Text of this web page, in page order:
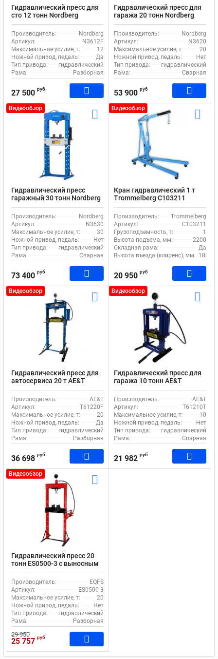
Гидравлический пресс для
сто 12 тонн Nordberg
N3612F ручной привод с
ножной педалью
Производитель:
Nordberg
Артикул:
N3612F
Максимальное усилие, т:
12
Ножной привод, педаль:
Да
Тип привода:
гидравлический
Рама:
Разборная
27 500 руб
Гидравлический пресс для
гаража 20 тонн Nordberg
N3620 ручной привод
Производитель:
Nordberg
Артикул:
N3620
Максимальное усилие, т:
20
Ножной привод, педаль:
Нет
Тип привода:
гидравлический
Рама:
Сварная
53 900 руб
Видеообзор
Гидравлический пресс
гаражный 30 тонн Nordberg
N3630 ручной привод
Производитель:
Nordberg
Артикул:
N3630
Максимальное усилие, т:
30
Ножной привод, педаль:
Нет
Тип привода:
гидравлический
Рама:
Сварная
73 400 руб
Видеообзор
Кран гидравлический 1 т
Trommelberg C103211
мобильный для
автосервиса
Производитель:
Trommelberg
Артикул:
C103211
Грузоподъемность, т:
1
Высота подъема, мм:
2200
Складная рама:
Да
Высота въезда (клиренс), мм: 180
20 950 руб
Видеообзор
Гидравлический пресс для
автосервиса 20 т AE&T
Т61220F ручной и ножной
привод
Производитель:
AE&T
Артикул:
T61220F
Максимальное усилие, т:
20
Ножной привод, педаль:
Да
Тип привода:
гидравлический
Рама:
Разборная
36 698 руб
Видеообзор
Гидравлический пресс для
гаража 10 тонн AE&T
T61210T ручной привод
Производитель:
AE&T
Артикул:
T61210T
Максимальное усилие, т:
10
Ножной привод, педаль:
Нет
Тип привода:
гидравлический
Рама:
Сварная
21 982 руб
Видеообзор
Гидравлический пресс 20
тонн ES0500-3 с выносным
насосом
Производитель:
EQFS
Артикул:
ES0500-3
Максимальное усилие, т:
20
Ножной привод, педаль:
Нет
Тип привода:
гидравлический
Рама:
Разборная
29 950
25 757 руб